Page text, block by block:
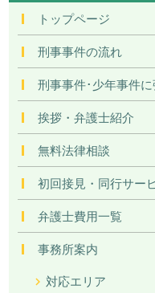
トップページ
刑事事件の流れ
刑事事件･少年事件
挨拶・弁護士紹介
無料法律相談
初回接見・同行サー
弁護士費用一覧
事務所案内
対応エリア